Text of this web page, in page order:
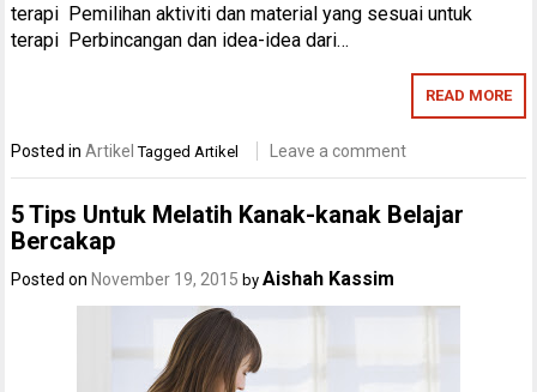
terapi Pemilihan aktiviti dan material yang sesuai untuk
terapi Perbincangan dan idea-idea dari…
READ MORE
Posted inArtikel Tagged Artikel Leave a comment
5 Tips Untuk Melatih Kanak-kanak Belajar
Bercakap
Posted on November 19, 2015 byAishah Kassim